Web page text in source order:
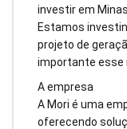
investir em
Estamos
projeto de
importante esse
A empresa
A Mori é uma
oferecendo